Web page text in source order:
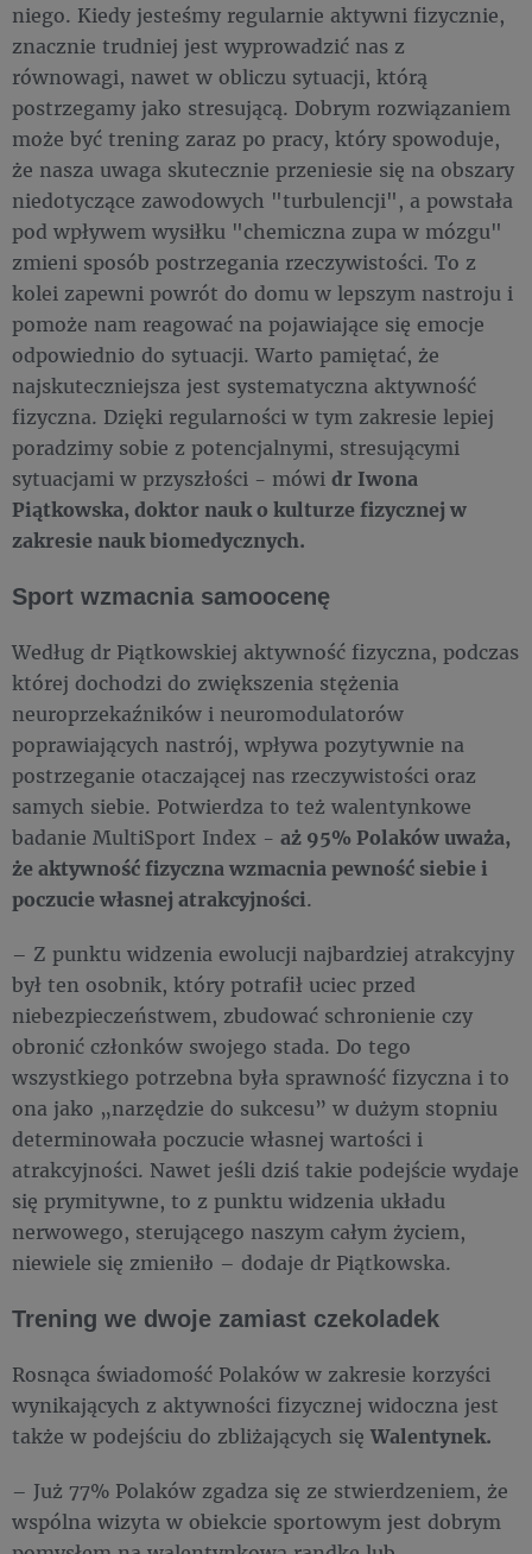
niego. Kiedy jesteśmy regularnie aktywni fizycznie,
znacznie trudniej jest wyprowadzić nas z
równowagi, nawet w obliczu sytuacji, którą
postrzegamy jako stresującą. Dobrym rozwiązaniem
może być trening zaraz po pracy, który spowoduje,
że nasza uwaga skutecznie przeniesie się na obszary
niedotyczące zawodowych "turbulencji", a powstała
pod wpływem wysiłku "chemiczna zupa w mózgu"
zmieni sposób postrzegania rzeczywistości. To z
kolei zapewni powrót do domu w lepszym nastroju i
pomoże nam reagować na pojawiające się emocje
odpowiednio do sytuacji. Warto pamiętać, że
najskuteczniejsza jest systematyczna aktywność
fizyczna. Dzięki regularności w tym zakresie lepiej
poradzimy sobie z potencjalnymi, stresującymi
sytuacjami w przyszłości - mówi dr Iwona
Piątkowska, doktor nauk o kulturze fizycznej w
zakresie nauk biomedycznych.
Sport wzmacnia samoocenę
Według dr Piątkowskiej aktywność fizyczna, podczas
której dochodzi do zwiększenia stężenia
neuroprzekaźników i neuromodulatorów
poprawiających nastrój, wpływa pozytywnie na
postrzeganie otaczającej nas rzeczywistości oraz
samych siebie. Potwierdza to też walentynkowe
badanie MultiSport Index - aż 95% Polaków uważa,
że aktywność fizyczna wzmacnia pewność siebie i
poczucie własnej atrakcyjności.
– Z punktu widzenia ewolucji najbardziej atrakcyjny
był ten osobnik, który potrafił uciec przed
niebezpieczeństwem, zbudować schronienie czy
obronić członków swojego stada. Do tego
wszystkiego potrzebna była sprawność fizyczna i to
ona jako „narzędzie do sukcesu” w dużym stopniu
determinowała poczucie własnej wartości i
atrakcyjności. Nawet jeśli dziś takie podejście wydaje
się prymitywne, to z punktu widzenia układu
nerwowego, sterującego naszym całym życiem,
niewiele się zmieniło – dodaje dr Piątkowska.
Trening we dwoje zamiast czekoladek
Rosnąca świadomość Polaków w zakresie korzyści
wynikających z aktywności fizycznej widoczna jest
także w podejściu do zbliżających sięWalentynek.
– Już 77% Polaków zgadza się ze stwierdzeniem, że
wspólna wizyta w obiekcie sportowym jest dobrym